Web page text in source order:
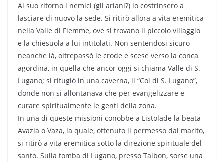
Al suo ritorno i nemici (gli ariani?) lo costrinsero a
lasciare di nuovo la sede. Si ritirò allora a vita eremitica
nella Valle di Fiemme, ove si trovano il piccolo villaggio
e la chiesuola a lui intitolati. Non sentendosi sicuro
neanche là, oltrepassò le crode e scese verso la conca
agordina, in quella che ancor oggi si chiama Valle di S.
Lugano; si rifugiò in una caverna, il “Col di S. Lugano”,
donde non si allontanava che per evangelizzare e
curare spiritualmente le genti della zona.
In una di queste missioni conobbe a Listolade la beata
Avazia o Vaza, la quale, ottenuto il permesso dal marito,
si ritirò a vita eremitica sotto la direzione spirituale del
santo. Sulla tomba di Lugano, presso Taibon, sorse una